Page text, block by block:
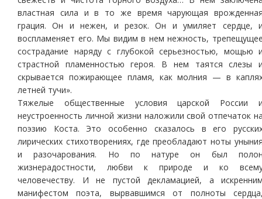
властная сила и в то же время чарующая
грация. Он и нежен, и резок. Он и умиляет сердце,
воспламеняет его. Мы видим в нем нежность,
сострадание наряду с глубокой серьезностью, мощью
страстной пламенностью героя. В нем таятся слезы
скрывается пожирающее пламя, как молния — в
летней тучи».
Тяжелые общественные условия царской России
неустроенность личной жизни наложили свой отпечаток
поэзию Коста. Это особенно сказалось в его
лирических стихотворениях, где преобладают ноты
и разочарования. Но по натуре он был
жизнерадостности, любви к природе и ко
человечеству. И не пустой декламацией, а
манифестом поэта, вырвавшимся от полноты